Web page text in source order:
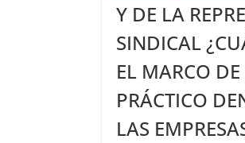
Y DE LA
SINDICAL
EL MARCO
PRÁCTICO
LAS